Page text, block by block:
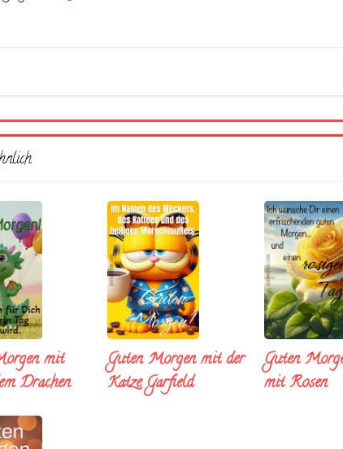
mit
Drachen
Guten Morgen mit der
Katze Garfield
Guten
mit Rosen